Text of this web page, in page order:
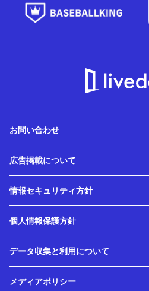
お問い合わせ
広告掲載について
情報セキュリティ方針
個人情報保護方針
データ収集と利用について
メディアポリシー